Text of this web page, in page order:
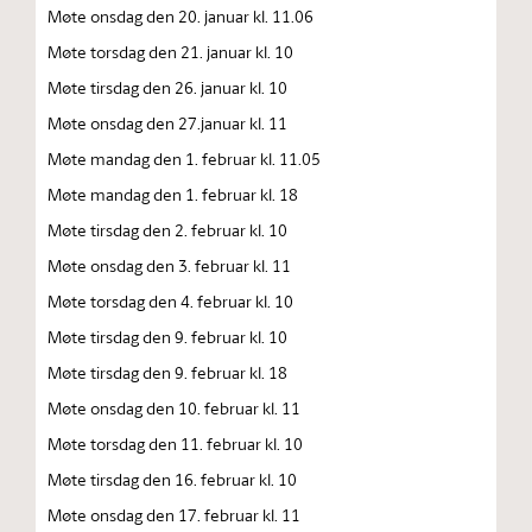
Møte onsdag den 20. januar kl. 11.06
Møte torsdag den 21. januar kl. 10
Møte tirsdag den 26. januar kl. 10
Møte onsdag den 27.januar kl. 11
Møte mandag den 1. februar kl. 11.05
Møte mandag den 1. februar kl. 18
Møte tirsdag den 2. februar kl. 10
Møte onsdag den 3. februar kl. 11
Møte torsdag den 4. februar kl. 10
Møte tirsdag den 9. februar kl. 10
Møte tirsdag den 9. februar kl. 18
Møte onsdag den 10. februar kl. 11
Møte torsdag den 11. februar kl. 10
Møte tirsdag den 16. februar kl. 10
Møte onsdag den 17. februar kl. 11